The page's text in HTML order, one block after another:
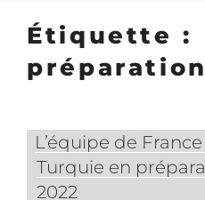
Étiquette :
préparation
L’équipe de
Turquie en
2022